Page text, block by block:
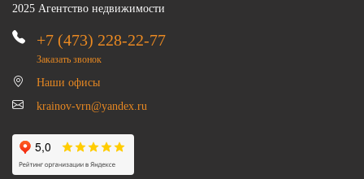
2025 Агентство недвижимости
+7 (473) 228-22-77
Заказать звонок
Наши офисы
krainov-vrn@yandex.ru